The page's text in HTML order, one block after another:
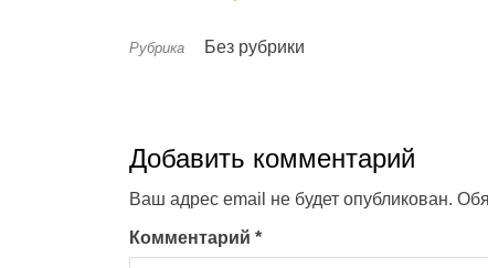
Рубрика Без рубрики
Добавить комментарий
Ваш адрес email не будет опубликован.
Комментарий *